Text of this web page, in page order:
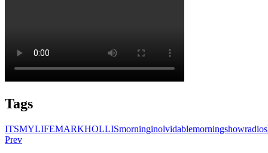
Tags
ITSMYLIFEMARKHOLLISmorninginolvidablemorningshow
Prev